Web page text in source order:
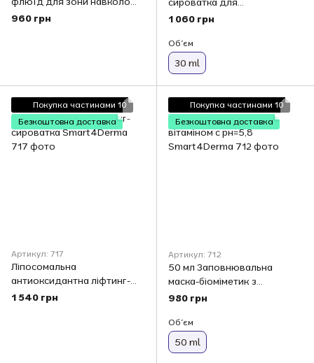
очей «білосніжна лілія»
960 грн
періорбітальної зоний
1 060 грн
Обʼєм
30 ml
Покупка частинами 10
Безкоштовна доставка
Артикул: 717
Ліпосомальна
антиоксидантна ліфтинг-
сироватка Smart4Derma
1 540 грн
Покупка частинами 10
Безкоштовна доставка
Артикул: 712
50 мл Заповнювальна
маска-біоміметик з
вітаміном с рн=5,8
980 грн
Обʼєм
50 ml